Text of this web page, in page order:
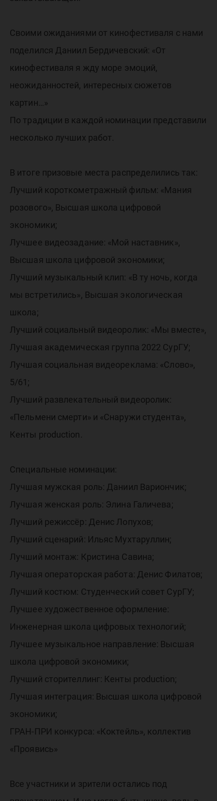
Своими ожиданиями от кинофестиваля с нами
поделился Даниил Бердичевский: «От
кинофестиваля я жду море эмоций,
неожиданностей, интересных сюжетов
картин…»
По традиции в каждой номинации представили
несколько лучших работ.
В итоге призовые места распределились так:
Лучший короткометражный фильм: «Мания
розового», Высшая школа цифровой
экономики;
Лучшее видеозадание: «Мой наставник»,
Высшая школа цифровой экономики;
Лучший музыкальный клип: «В ту ночь, когда
мы встретились», Высшая экологическая
школа;
Лучший социальный видеоролик: «Мы вместе»,
Лучшая академическая группа 2022 СурГУ;
Лучшая социальная видеореклама: «Слово»,
5/61;
Лучший развлекательный видеоролик:
«Пельмени смерти» и «Снаружи студента»,
Кенты production.
Специальные номинации:
Лучшая мужская роль: Даниил Вариончик;
Лучшая женская роль: Элина Галичева;
Лучший режиссёр: Денис Лопухов;
Лучший сценарий: Ильяс Мухтаруллин;
Лучший монтаж: Кристина Савина;
Лучшая операторская работа: Денис Филатов;
Лучший костюм: Студенческий совет СурГУ;
Лучшее художественное оформление:
Инженерная школа цифровых технологий;
Лучшее музыкальное направление: Высшая
школа цифровой экономики;
Лучший сторителлинг: Кенты production;
Лучшая интеграция: Высшая школа цифровой
экономики;
ГРАН-ПРИ конкурса: «Коктейль», коллектив
«Проявись»
Все участники и зрители остались под